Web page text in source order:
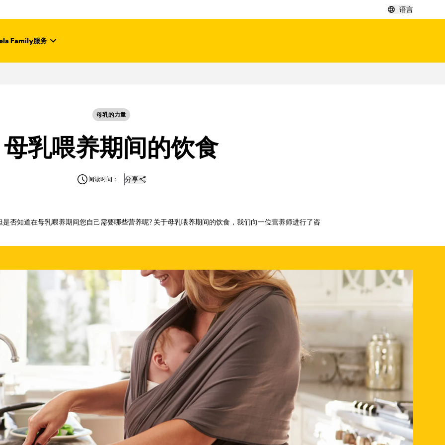
语言
Family服务
母乳的力量
母乳喂养期间的饮食
阅读时间： 分享
否知道在母乳喂养期间您自己需要哪些营养呢? 关于母乳喂养期间的饮食，我们向一位营养师进行了咨